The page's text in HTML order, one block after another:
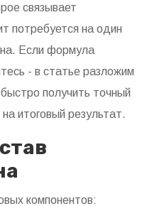
связывает
потребуется на один
Если формула
- в статье разложим
получить точный
итоговый результат.
компонентов: